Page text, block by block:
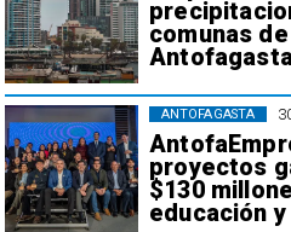
comunas
proyectos
$130
educación
ANTOFAGASTA